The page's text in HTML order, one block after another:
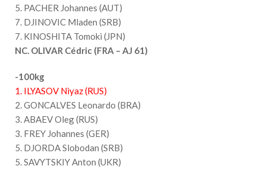
5. PACHER Johannes (AUT)
7. DJINOVIC Mladen (SRB)
7. KINOSHITA Tomoki (JPN)
NC. OLIVAR Cédric (FRA – AJ 61)
-100kg
1. ILYASOV Niyaz (RUS)
2. GONCALVES Leonardo (BRA)
3. ABAEV Oleg (RUS)
3. FREY Johannes (GER)
5. DJORDA Slobodan (SRB)
5. SAVYTSKIY Anton (UKR)